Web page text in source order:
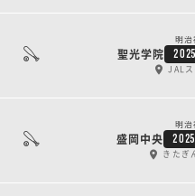
明治
聖光学院
JAL
明治
盛岡中央
きたぎ